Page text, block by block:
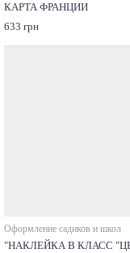
КАРТА ФРАНЦИИ
633 грн
Оформление садиков и школ
"НАКЛЕЙКА В КЛАСС